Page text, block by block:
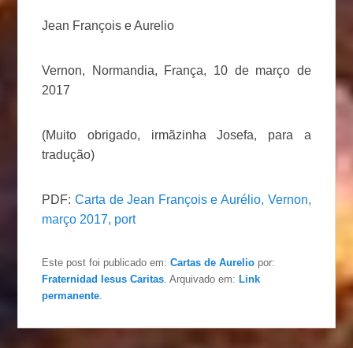
Jean François e Aurelio
Vernon, Normandia, França, 10 de março de
2017
(Muito obrigado, irmãzinha Josefa, para a
tradução)
PDF:Carta de Jean François e Aurélio, Vernon,
março 2017, port
Este post foi publicado em:Cartas de Aurelio por:
Fraternidad Iesus Caritas. Arquivado em: Link
permanente.